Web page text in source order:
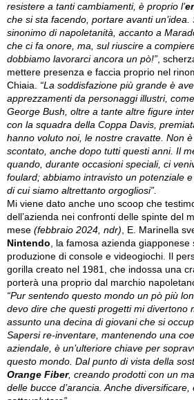
resistere a tanti cambiamenti, è proprio l’
che si sta facendo, portare avanti
sinonimo di napoletanità, accanto a
che ci fa onore, ma, sul riuscire a
dobbiamo lavorarci ancora un pò!”,
mettere presenza e faccia proprio nel
Chiaia. “La soddisfazione più grande è
apprezzamenti da personaggi illustri,
George Bush, oltre a tante altre figure
con la squadra della Coppa Davis,
hanno voluto noi, le nostre cravatte. Non
scontato, anche dopo tutti questi anni. Il
quando, durante occasioni speciali, ci
foulard; abbiamo intravisto un potenziale
di cui siamo altrettanto orgogliosi”.
Mi viene dato anche uno scoop che
dell’azienda nei confronti delle spinte del
mese (febbraio 2024, ndr), E. Marinella
Nintendo, la famosa azienda giapponese
produzione di console e videogiochi. Il
gorilla creato nel 1981, che indossa una
porterà una proprio dal marchio
“Pur sentendo questo mondo un pò più
devo dire che questi progetti mi divertono
assunto una decina di giovani che si
Sapersi re-inventare, mantenendo una
aziendale, è un’ulteriore chiave per
questo mondo. Dal punto di vista della
Orange Fiber, creando prodotti con un
delle bucce d’arancia. Anche